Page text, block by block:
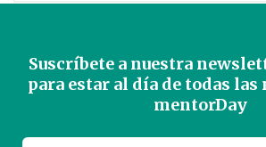
Suscríbete a nuestra
para estar al día de todas las
mentorDay